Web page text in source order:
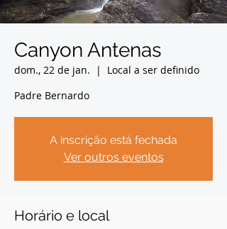
Canyon Antenas
dom., 22 de jan.
  |
Local a ser definido
Padre Bernardo
A inscrição está fechada
Ver outros eventos
Horário e local